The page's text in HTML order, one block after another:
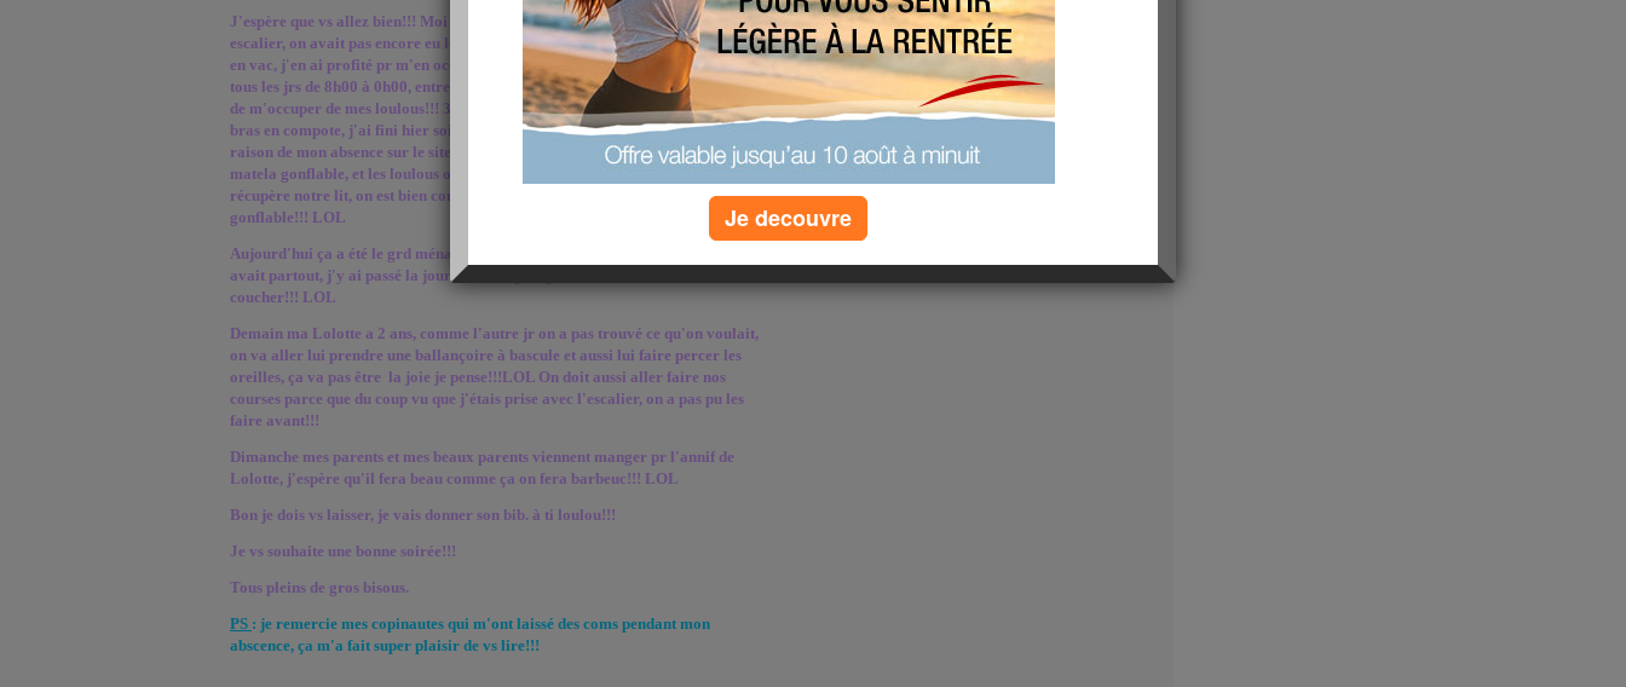
J'espère que vs allez bien!!! Moi je suis HS, lundi j'ai commencé à vitrifier mon
escalier, on avait pas encore eu le tps de le faire, et comme ma grande est parti
en vac, j'en ai profité pr m'en occuper, je vs raconte pas j'en ai bien bavé, j'étais
tous les jrs de 8h00 à 0h00, entre couper de petites poses pr le repas et juste le tps
de m'occuper de mes loulous!!! 3 ponçages + 3 couches de vitrificateur, j'ai les
bras en compote, j'ai fini hier soir vers 23h30, j'en pouvais plus!!! Donc voilà la
raison de mon absence sur le site!!! Du coup on a campé dans la salle sur le
matela gonflable, et les loulous ont dormi dans notre chambre, ce soir on
récupère notre lit, on est bien content parce que pas très confortrable le matelat
gonflable!!! LOL
Aujourd'hui ça a été le grd ménage, bonjour la poussière avec le ponçage y en
avait partout, j'y ai passé la journée!!! Là j'ai qu'une hâte c d'aller me
coucher!!! LOL
Demain ma Lolotte a 2 ans, comme l'autre jr on a pas trouvé ce qu'on voulait,
on va aller lui prendre une ballançoire à bascule et aussi lui faire percer les
oreilles, ça va pas être la joie je pense!!!LOL On doit aussi aller faire nos
courses parce que du coup vu que j'étais prise avec l'escalier, on a pas pu les
faire avant!!!
Dimanche mes parents et mes beaux parents viennent manger pr l'annif de
Lolotte, j'espère qu'il fera beau comme ça on fera barbeuc!!! LOL
Bon je dois vs laisser, je vais donner son bib. à ti loulou!!!
Je vs souhaite une bonne soirée!!!
Tous pleins de gros bisous.
PS : je remercie mes copinautes qui m'ont laissé des coms pendant mon
abscence, ça m'a fait super plaisir de vs lire!!!
Je decouvre